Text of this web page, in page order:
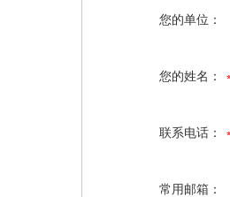
您的单位：
您的姓名：
联系电话：
常用邮箱：